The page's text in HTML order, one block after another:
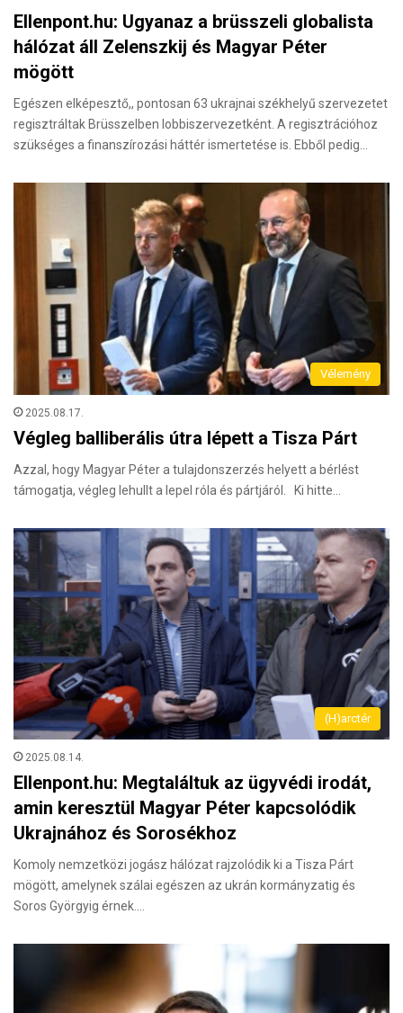
Ellenpont.hu: Ugyanaz a brüsszeli globalista
hálózat áll Zelenszkij és Magyar Péter
mögött
Egészen elképesztő,, pontosan 63 ukrajnai székhelyű szervezetet
regisztráltak Brüsszelben lobbiszervezetként. A regisztrációhoz
szükséges a finanszírozási háttér ismertetése is. Ebből pedig…
Vélemény
2025.08.17.
Végleg balliberális útra lépett a Tisza Párt
Azzal, hogy Magyar Péter a tulajdonszerzés helyett a bérlést
támogatja, végleg lehullt a lepel róla és pártjáról. Ki hitte…
(H)arctér
2025.08.14.
Ellenpont.hu: Megtaláltuk az ügyvédi irodát,
amin keresztül Magyar Péter kapcsolódik
Ukrajnához és Sorosékhoz
Komoly nemzetközi jogász hálózat rajzolódik ki a Tisza Párt
mögött, amelynek szálai egészen az ukrán kormányzatig és
Soros Györgyig érnek.…